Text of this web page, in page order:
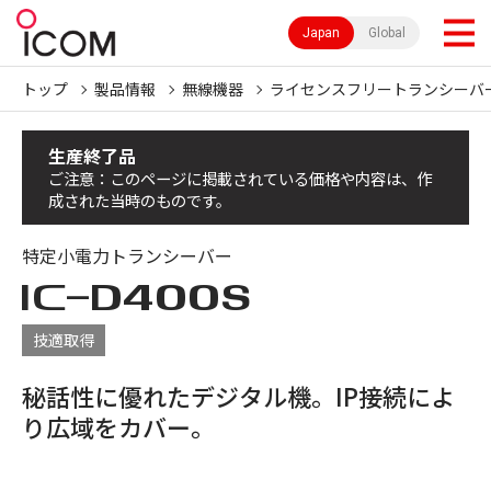
Japan Global
トップ 製品情報 無線機器 ライセンスフリートランシーバ
生産終了品
ご注意：このページに掲載されている価格や内容は、作
成された当時のものです。
特定小電力トランシーバー
IC-D400S
技適取得
秘話性に優れたデジタル機。IP接続によ
り広域をカバー。